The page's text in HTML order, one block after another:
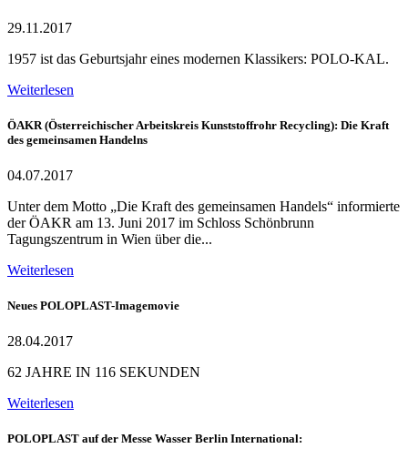
29.11.2017
1957 ist das Geburtsjahr eines modernen Klassikers: POLO-KAL.
Weiterlesen
ÖAKR (Österreichischer Arbeitskreis Kunststoffrohr Recycling): Die Kraft
des gemeinsamen Handelns
04.07.2017
Unter dem Motto „Die Kraft des gemeinsamen Handels“ informierte
der ÖAKR am 13. Juni 2017 im Schloss Schönbrunn
Tagungszentrum in Wien über die...
Weiterlesen
Neues POLOPLAST-Imagemovie
28.04.2017
62 JAHRE IN 116 SEKUNDEN
Weiterlesen
POLOPLAST auf der Messe Wasser Berlin International: